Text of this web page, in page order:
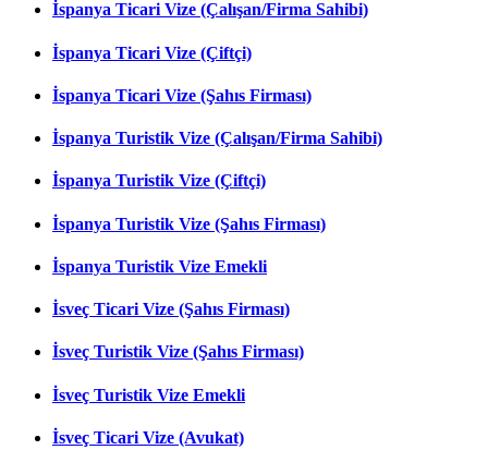
İspanya Ticari Vize (Çalışan/Firma Sahibi)
İspanya Ticari Vize (Çiftçi)
İspanya Ticari Vize (Şahıs Firması)
İspanya Turistik Vize (Çalışan/Firma Sahibi)
İspanya Turistik Vize (Çiftçi)
İspanya Turistik Vize (Şahıs Firması)
İspanya Turistik Vize Emekli
İsveç Ticari Vize (Şahıs Firması)
İsveç Turistik Vize (Şahıs Firması)
İsveç Turistik Vize Emekli
İsveç Ticari Vize (Avukat)